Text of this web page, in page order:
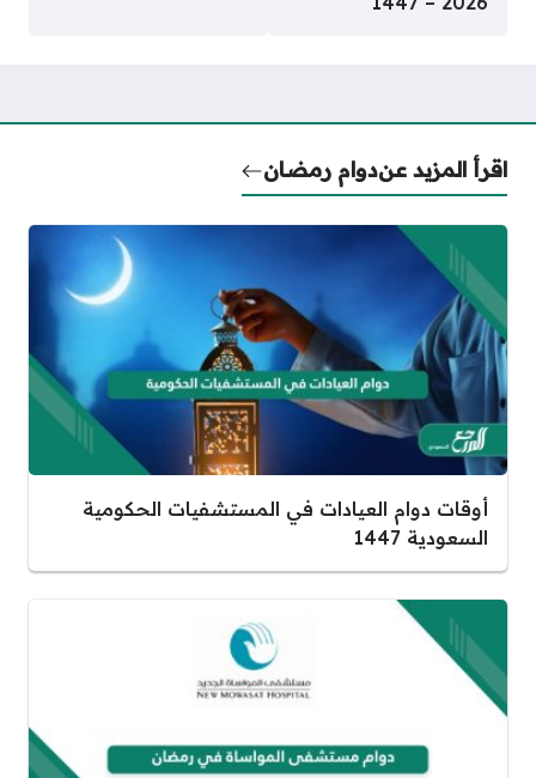
اقرأ المزيد عندوام رمضان
أوقات دوام العيادات في المستشفيات الحكومية
السعودية 1447